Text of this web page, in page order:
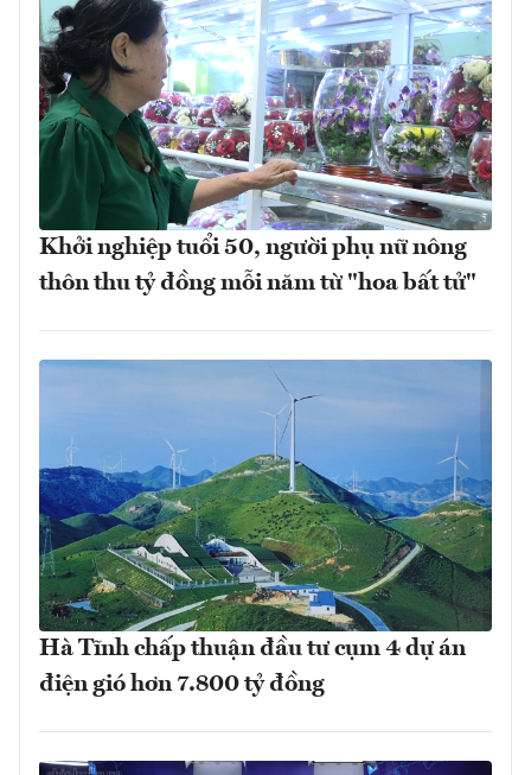
Khởi nghiệp tuổi 50, người phụ nữ nông
thôn thu tỷ đồng mỗi năm từ "hoa bất tử"
Hà Tĩnh chấp thuận đầu tư cụm 4 dự án
điện gió hơn 7.800 tỷ đồng